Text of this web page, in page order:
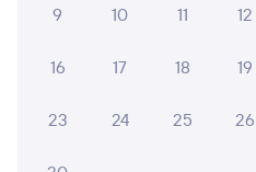
Коттедж на базе
9 10 11 12
16 17 18 19
23 24 25 26